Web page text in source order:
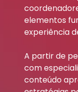
elementos
experiência
A partir de
com
conteúdo